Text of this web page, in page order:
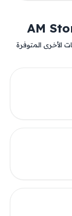
الأخرى المتوفرة